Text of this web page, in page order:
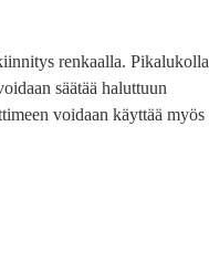
renkaalla. Pikalukolla
säätää haluttuun
voidaan käyttää myös